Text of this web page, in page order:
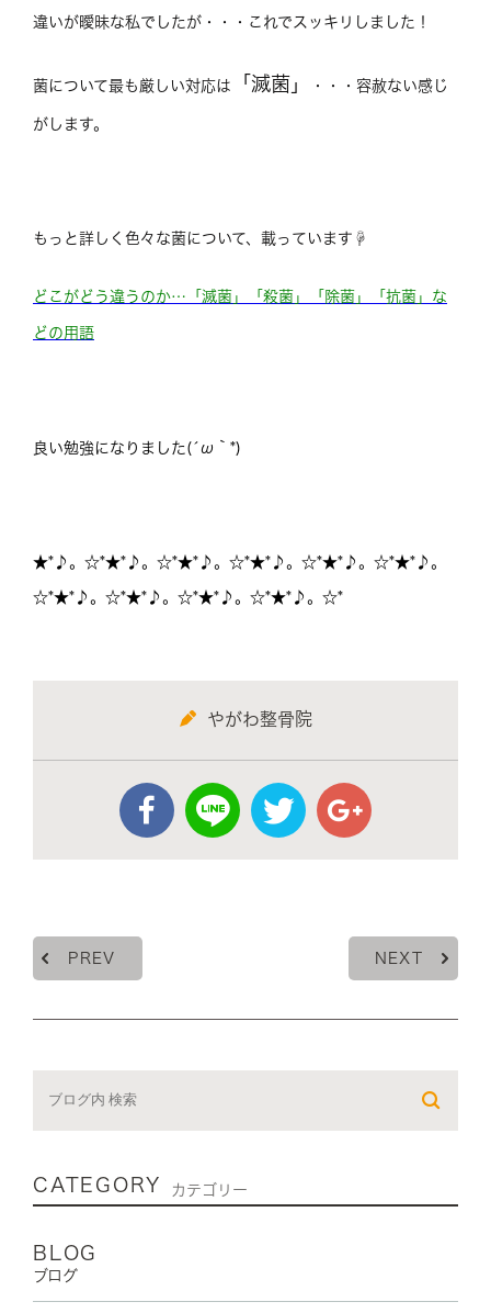
違いが曖昧な私でしたが・・・これでスッキリしました！
菌について最も厳しい対応は 「滅菌」 ・・・容赦ない感じ
がします。
もっと詳しく色々な菌について、載っています☟
どこがどう違うのか…「滅菌」「殺菌」「除菌」「抗菌」な
どの用語
良い勉強になりました(´ω｀*)
★*♪。☆*★*♪。☆*★*♪。☆*★*♪。☆*★*♪。☆*★*♪。
☆*★*♪。☆*★*♪。☆*★*♪。☆*★*♪。☆*
やがわ整骨院
PREV NEXT
CATEGORY カテゴリー
BLOG
ブログ